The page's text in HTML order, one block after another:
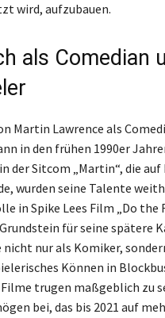
wird, aufzubauen.
als Comedian
Martin Lawrence als
in den frühen 1990er
der Sitcom „Martin“, die auf
wurden seine Talente
in Spike Lees Film „Do the
für seine spätere
nur als Komiker,
Können in
Filme trugen maßgeblich zu
bei, das bis 2021 auf